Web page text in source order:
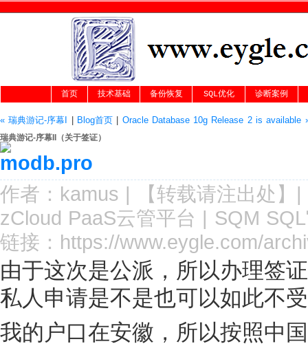
首页 技术基础 备份恢复 SQL优化 诊断案例
« 瑞典游记-序幕I Blog首页| Oracle Database 10g Release 2 is available
瑞典游记-序幕II（关于签证）
作者：kamus | 【转载请注出处 】|
zCloud PaaS云管平台 | SQM
链接： https://www.eygle.com/
由于这次是公派，所以办理签
私人申请是不是也可以如此不
我的户口在安徽，所以按照中